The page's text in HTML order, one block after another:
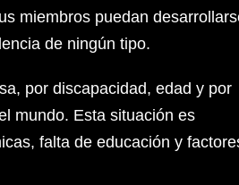
miembros puedan
de ningún tipo.
por discapacidad, edad y por
mundo. Esta situación es
falta de educación y